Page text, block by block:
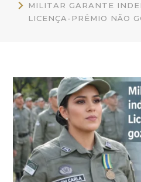
MILITAR GARANTE
LICENÇA-PRÊMIO NÃO